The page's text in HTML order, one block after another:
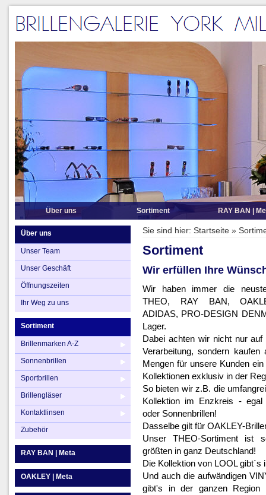
Über uns
Unser Geschäft
Öffnungszeiten
Ihr Weg zu uns
Sortiment
Brillenmarken A-Z
Sonnenbrillen
Sportbrillen
Kontaktlinsen
Zubehör
RAY BAN |
Über uns
Unser Team
Unser Geschäft
Öffnungszeiten
Ihr Weg zu uns
Sortiment
Brillenmarken A-Z
Sonnenbrillen
Sportbrillen
Brillengläser
Kontaktlinsen
Zubehör
RAY BAN | Meta
OAKLEY | Meta
Sie sind hier: Startseite »
Sortiment
Wir erfüllen Ihre
Wir haben immer die
THEO, RAY BAN,
ADIDAS, PRO-DESIGN
Lager.
Dabei achten wir nicht nur auf
Verarbeitung, sondern kaufen
Mengen für unsere Kunden
Kollektionen exklusiv in der
So bieten wir z.B. die
Kollektion im Enzkreis - egal
oder Sonnenbrillen!
Dasselbe gilt für OAKLEY-
Unser THEO-Sortiment ist
größten in ganz Deutschland!
Die Kollektion von LOOL
Und auch die aufwändigen
gibt's in der ganzen